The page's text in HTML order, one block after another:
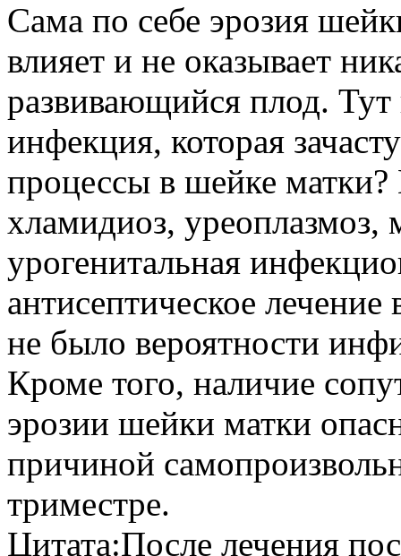
Сама по себе эрозия
влияет и не оказывает
развивающийся плод. Тут
инфекция, которая
процессы в шейке матки?
хламидиоз, уреоплазмоз,
урогенитальная
антисептическое
не было вероятности
Кроме того, наличие
эрозии шейки матки
причиной
триместре.
Цитата:После лечения